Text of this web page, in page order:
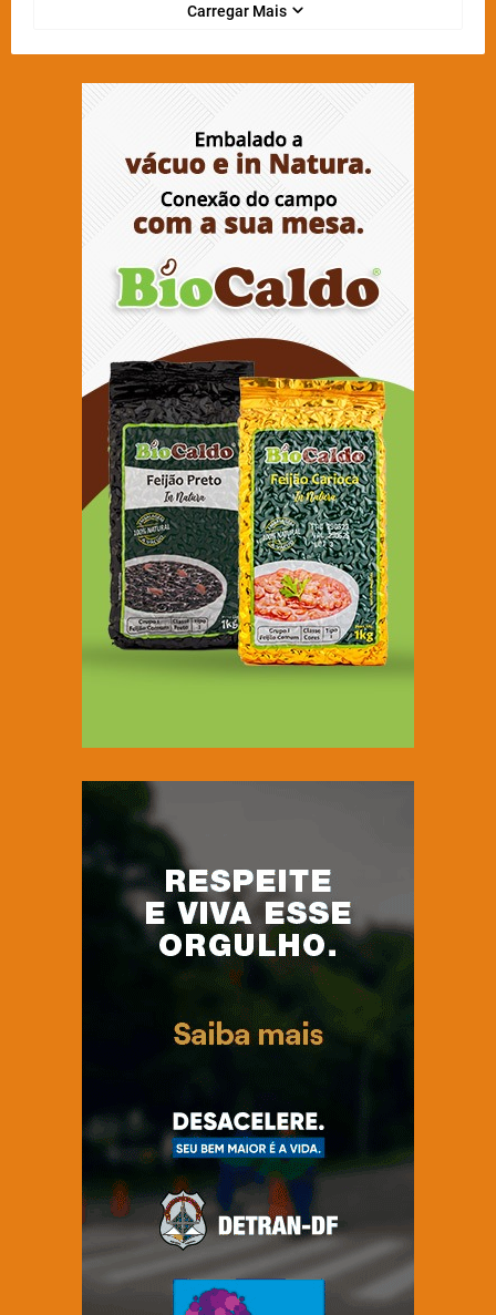
Carregar Mais